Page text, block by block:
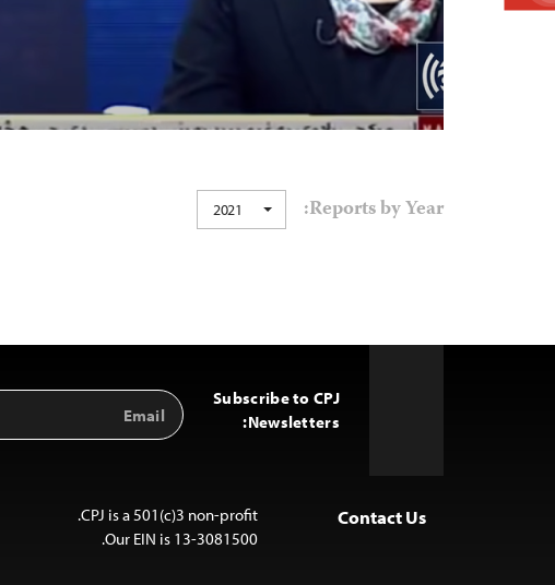
Reports by Year:
2021
Subscribe to CPJ
Newsletters:
Email
Address
Contact Us
CPJ is a 501(c)3 non-profit.
Our EIN is 13-3081500.